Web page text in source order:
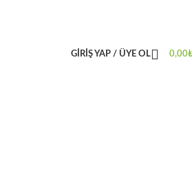
GIRIŞ YAP / ÜYE OL 0,00